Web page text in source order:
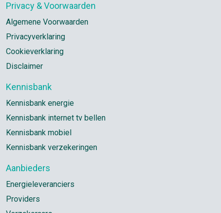
Privacy & Voorwaarden
Algemene Voorwaarden
Privacyverklaring
Cookieverklaring
Disclaimer
Kennisbank
Kennisbank energie
Kennisbank internet tv bellen
Kennisbank mobiel
Kennisbank verzekeringen
Aanbieders
Energieleveranciers
Providers